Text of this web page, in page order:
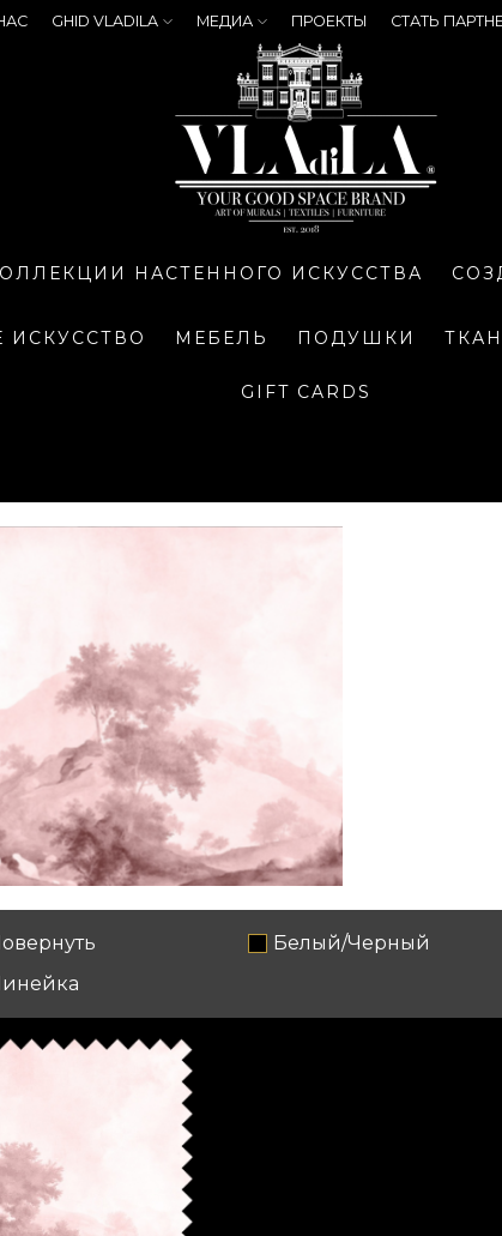
GHID VLADILA МЕДИА ПРОЕКТЫ СТАТЬ
НАСТЕННОГО ИСКУССТВА
ИСКУССТВО МЕБЕЛЬ ПОДУШКИ
GIFT CARDS
Белый/Черный